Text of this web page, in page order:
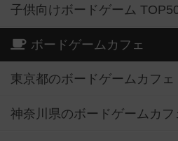
子供向けボードゲーム
ボードゲームカフェ
東京都のボードゲームカフェ
神奈川県のボードゲームカフ